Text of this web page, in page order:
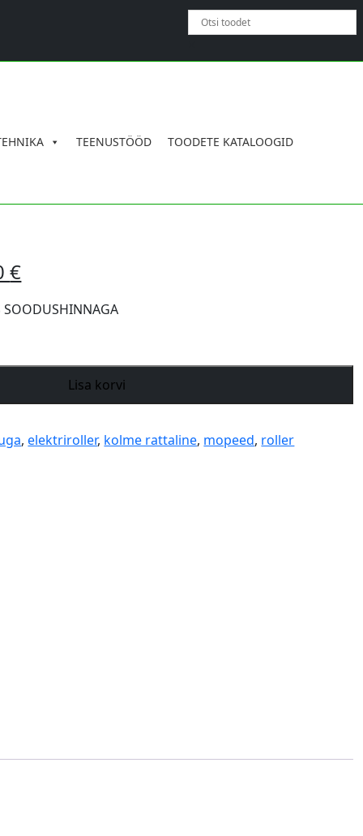
TEENUSTÖÖD TOODETE KATALOOGID
€Praegune
hind
on:
SOODUSHINNAGA
Lisa korvi
,elektriroller, kolme rattaline, mopeed, roller